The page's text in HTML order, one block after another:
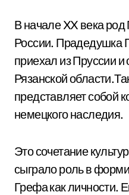
В начале XX века
России. Прадедушка
приехал из Пруссии
Рязанской
представляет собой
немецкого наследия.
Это сочетание
сыграло роль в
Грефа как личности.